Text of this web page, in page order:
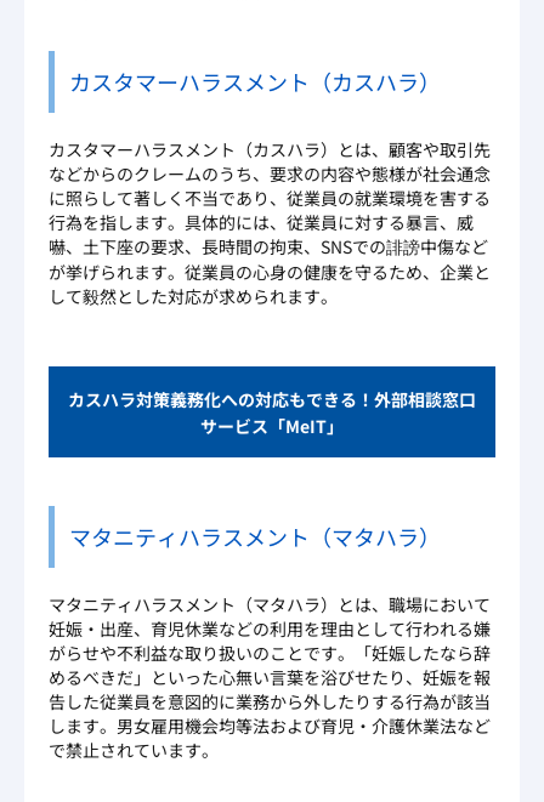
カスタマーハラスメント（カスハラ）
カスタマーハラスメント（カスハラ）とは、顧客や取引先
などからのクレームのうち、要求の内容や態様が社会通念
に照らして著しく不当であり、従業員の就業環境を害する
行為を指します。具体的には、従業員に対する暴言、威
嚇、土下座の要求、長時間の拘束、SNSでの誹謗中傷など
が挙げられます。従業員の心身の健康を守るため、企業と
して毅然とした対応が求められます。
カスハラ対策義務化への対応もできる！外部相談窓口
サービス「MeIT」
マタニティハラスメント（マタハラ）
マタニティハラスメント（マタハラ）とは、職場において
妊娠・出産、育児休業などの利用を理由として行われる嫌
がらせや不利益な取り扱いのことです。「妊娠したなら辞
めるべきだ」といった心無い言葉を浴びせたり、妊娠を報
告した従業員を意図的に業務から外したりする行為が該当
します。男女雇用機会均等法および育児・介護休業法など
で禁止されています。